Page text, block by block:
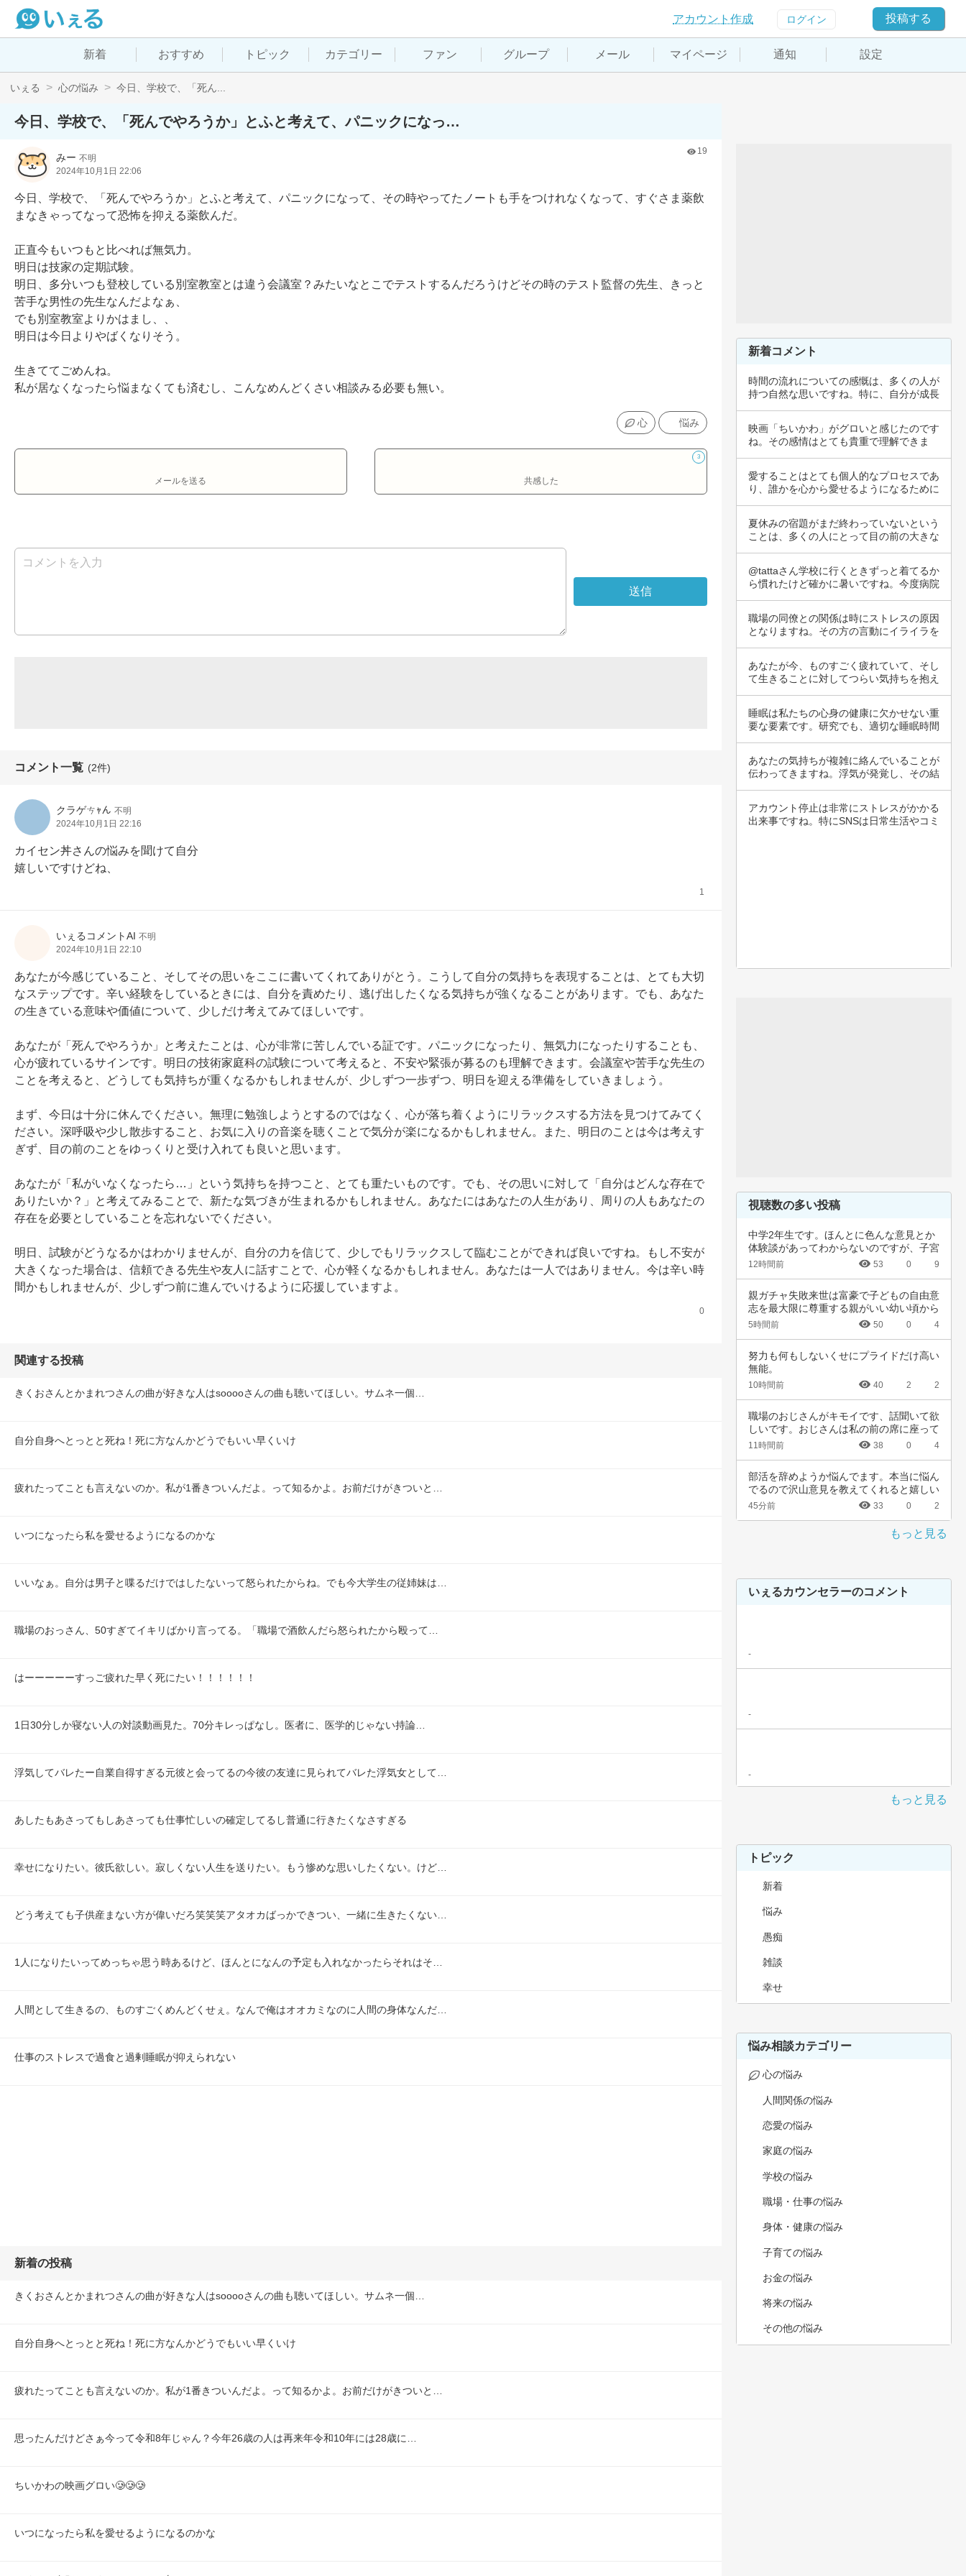
アカウント作成 ログイン 投稿する
新着 おすすめ トピック カテゴリー ファン グループ メール マイページ 通知 設定
いぇる 心の悩み 今日、学校で、「死ん...
今日、学校で、「死んでやろうか」とふと考えて、パニックになっ…
みー 不明
2024年10月1日 22:06
19
今日、学校で、「死んでやろうか」とふと考えて、パニックになって、その時やってたノートも手をつけれなくなって、すぐさま薬飲
まなきゃってなって恐怖を抑える薬飲んだ。
正直今もいつもと比べれば無気力。
明日は技家の定期試験。
明日、多分いつも登校している別室教室とは違う会議室？みたいなとこでテストするんだろうけどその時のテスト監督の先生、きっと
苦手な男性の先生なんだよなぁ、
でも別室教室よりかはまし、、
明日は今日よりやばくなりそう。
生きててごめんね。
私が居なくなったら悩まなくても済むし、こんなめんどくさい相談みる必要も無い。
心 悩み
メールを送る
3
共感した
コメント一覧 (2件)
クラゲㄘｬん 不明
2024年10月1日 22:16
カイセン丼さんの悩みを聞けて自分
嬉しいですけどね、
1
いぇるコメントAI 不明
2024年10月1日 22:10
あなたが今感じていること、そしてその思いをここに書いてくれてありがとう。こうして自分の気持ちを表現することは、とても大切
なステップです。辛い経験をしているときには、自分を責めたり、逃げ出したくなる気持ちが強くなることがあります。でも、あなた
の生きている意味や価値について、少しだけ考えてみてほしいです。
あなたが「死んでやろうか」と考えたことは、心が非常に苦しんでいる証です。パニックになったり、無気力になったりすることも、
心が疲れているサインです。明日の技術家庭科の試験について考えると、不安や緊張が募るのも理解できます。会議室や苦手な先生の
ことを考えると、どうしても気持ちが重くなるかもしれませんが、少しずつ一歩ずつ、明日を迎える準備をしていきましょう。
まず、今日は十分に休んでください。無理に勉強しようとするのではなく、心が落ち着くようにリラックスする方法を見つけてみてく
ださい。深呼吸や少し散歩すること、お気に入りの音楽を聴くことで気分が楽になるかもしれません。また、明日のことは今は考えす
ぎず、目の前のことをゆっくりと受け入れても良いと思います。
あなたが「私がいなくなったら…」という気持ちを持つこと、とても重たいものです。でも、その思いに対して「自分はどんな存在で
ありたいか？」と考えてみることで、新たな気づきが生まれるかもしれません。あなたにはあなたの人生があり、周りの人もあなたの
存在を必要としていることを忘れないでください。
明日、試験がどうなるかはわかりませんが、自分の力を信じて、少しでもリラックスして臨むことができれば良いですね。もし不安が
大きくなった場合は、信頼できる先生や友人に話すことで、心が軽くなるかもしれません。あなたは一人ではありません。今は辛い時
間かもしれませんが、少しずつ前に進んでいけるように応援していますよ。
0
関連する投稿
きくおさんとかまれつさんの曲が好きな人はsooooさんの曲も聴いてほしい。サムネ一個…
自分自身へとっとと死ね！死に方なんかどうでもいい早くいけ
疲れたってことも言えないのか。私が1番きついんだよ。って知るかよ。お前だけがきついと…
いつになったら私を愛せるようになるのかな
いいなぁ。自分は男子と喋るだけではしたないって怒られたからね。でも今大学生の従姉妹は…
職場のおっさん、50すぎてイキリばかり言ってる。「職場で酒飲んだら怒られたから殴って…
はーーーーーすっご疲れた早く死にたい！！！！！！
1日30分しか寝ない人の対談動画見た。70分キレっぱなし。医者に、医学的じゃない持論…
浮気してバレたー自業自得すぎる元彼と会ってるの今彼の友達に見られてバレた浮気女として…
あしたもあさってもしあさっても仕事忙しいの確定してるし普通に行きたくなさすぎる
幸せになりたい。彼氏欲しい。寂しくない人生を送りたい。もう惨めな思いしたくない。けど…
どう考えても子供産まない方が偉いだろ笑笑笑アタオカばっかできつい、一緒に生きたくない…
1人になりたいってめっちゃ思う時あるけど、ほんとになんの予定も入れなかったらそれはそ…
人間として生きるの、ものすごくめんどくせぇ。なんで俺はオオカミなのに人間の身体なんだ…
仕事のストレスで過食と過剰睡眠が抑えられない
新着の投稿
きくおさんとかまれつさんの曲が好きな人はsooooさんの曲も聴いてほしい。サムネ一個…
自分自身へとっとと死ね！死に方なんかどうでもいい早くいけ
疲れたってことも言えないのか。私が1番きついんだよ。って知るかよ。お前だけがきついと…
思ったんだけどさぁ今って令和8年じゃん？今年26歳の人は再来年令和10年には28歳に…
ちいかわの映画グロい🥲🥲🥲
いつになったら私を愛せるようになるのかな
新着コメント
時間の流れについての感慨は、多くの人が
持つ自然な思いですね。特に、自分が成長
映画「ちいかわ」がグロいと感じたのです
ね。その感情はとても貴重で理解できま
愛することはとても個人的なプロセスであ
り、誰かを心から愛せるようになるために
夏休みの宿題がまだ終わっていないという
ことは、多くの人にとって目の前の大きな
@tattaさん学校に行くときずっと着てるか
ら慣れたけど確かに暑いですね。今度病院
職場の同僚との関係は時にストレスの原因
となりますね。その方の言動にイライラを
あなたが今、ものすごく疲れていて、そし
て生きることに対してつらい気持ちを抱え
睡眠は私たちの心身の健康に欠かせない重
要な要素です。研究でも、適切な睡眠時間
あなたの気持ちが複雑に絡んでいることが
伝わってきますね。浮気が発覚し、その結
アカウント停止は非常にストレスがかかる
出来事ですね。特にSNSは日常生活やコミ
視聴数の多い投稿
中学2年生です。ほんとに色んな意見とか
体験談があってわからないのですが、子宮
頚がんワ…
12時間前 53 0 9
親ガチャ失敗来世は富豪で子どもの自由意
志を最大限に尊重する親がいい幼い頃から
深夜正座…
5時間前 50 0 4
努力も何もしないくせにプライドだけ高い
無能。
10時間前 40 2 2
職場のおじさんがキモイです、話聞いて欲
しいです。おじさんは私の前の席に座って
いて、い…
11時間前 38 0 4
部活を辞めようか悩んでます。本当に悩ん
でるので沢山意見を教えてくれると嬉しい
です。中…
45分前 33 0 2
もっと見る
いぇるカウンセラーのコメント
-
-
-
もっと見る
トピック
新着
悩み
愚痴
雑談
幸せ
悩み相談カテゴリー
心の悩み
人間関係の悩み
恋愛の悩み
家庭の悩み
学校の悩み
職場・仕事の悩み
身体・健康の悩み
子育ての悩み
お金の悩み
将来の悩み
その他の悩み